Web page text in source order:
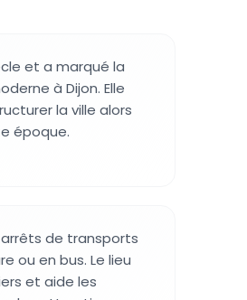
et a marqué la
à Dijon. Elle
la ville alors
époque.
de transports
ou en bus. Le lieu
et aide les